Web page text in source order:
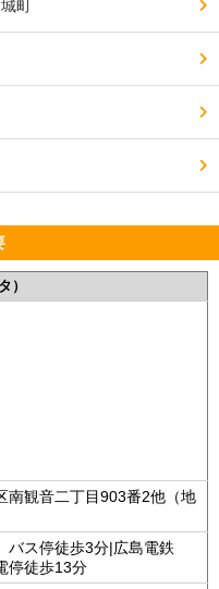
町
）
南観音二丁目903番2他（地
バス停徒歩3分|広島電鉄
停徒歩13分